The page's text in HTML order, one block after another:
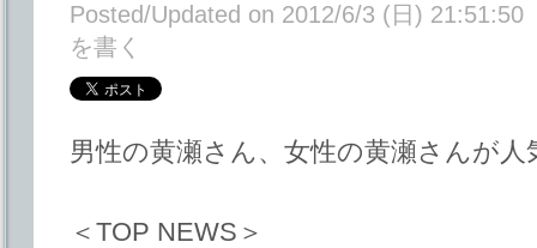
Posted/Updated on 2012/6/3 (日) 21:51:50
を書く
男性の黄瀬さん、女性の黄瀬さんが人
＜TOP NEWS＞